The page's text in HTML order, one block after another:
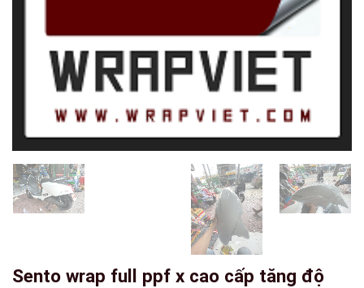
Sento wrap full ppf x cao cấp tăng độ